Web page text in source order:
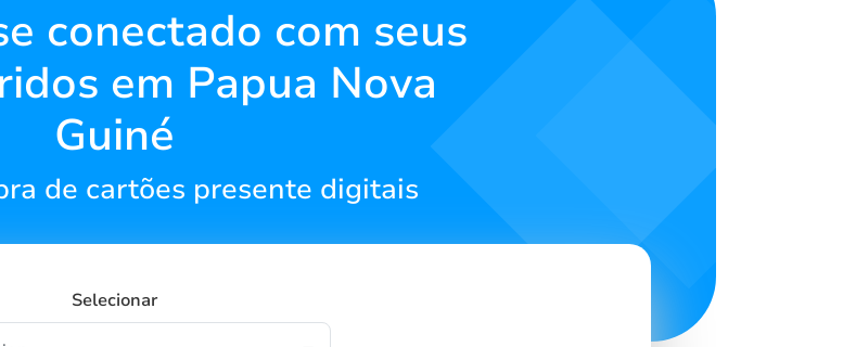
conectado com seus
em Papua Nova
Guiné
de cartões presente digitais
Selecionar